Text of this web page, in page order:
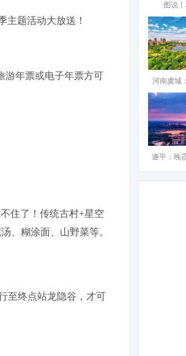
题活动大放送！
年票或电子年票方可
住了！传统古村+星空
、糊涂面、山野菜等。
至终点站龙隐谷，才可
图说
河南虞城
遂平：晚